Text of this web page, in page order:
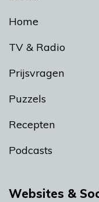
Home
TV & Radio
Prijsvragen
Puzzels
Recepten
Podcasts
Websites &